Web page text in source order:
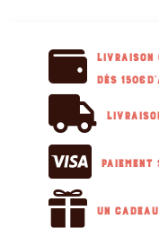

Livraison
dès
 Livraison

 Un